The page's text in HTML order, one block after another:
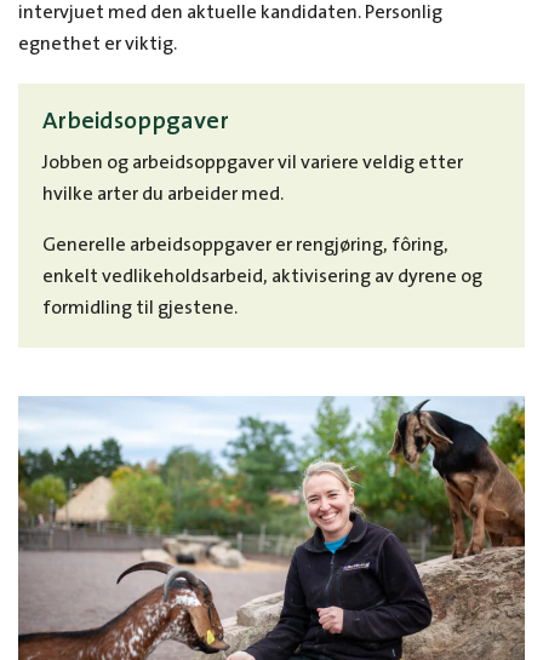
intervjuet med den aktuelle kandidaten. Personlig
egnethet er viktig.
Arbeidsoppgaver
Jobben og arbeidsoppgaver vil variere veldig etter
hvilke arter du arbeider med.
Generelle arbeidsoppgaver er rengjøring, fôring,
enkelt vedlikeholdsarbeid, aktivisering av dyrene og
formidling til gjestene.